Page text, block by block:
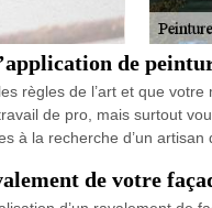
de
règles de l’art et que
de pro, mais surtout
à la recherche d’un
de votre